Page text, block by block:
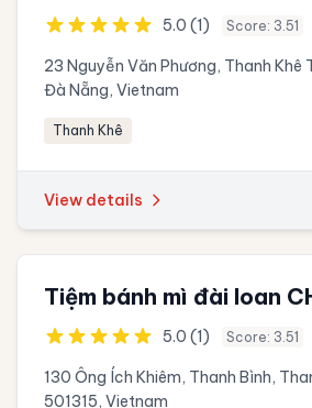
5.0 (1) Score: 3.51
23 Nguyễn Văn Phương, Thanh Khê
Đà Nẵng, Vietnam
Thanh Khê
View details
Tiệm bánh mì đài loan
5.0 (1) Score: 3.51
130 Ông Ích Khiêm, Thanh Bình,
501315, Vietnam